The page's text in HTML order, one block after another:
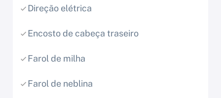
Direção elétrica
Encosto de cabeça traseiro
Farol de milha
Farol de neblina